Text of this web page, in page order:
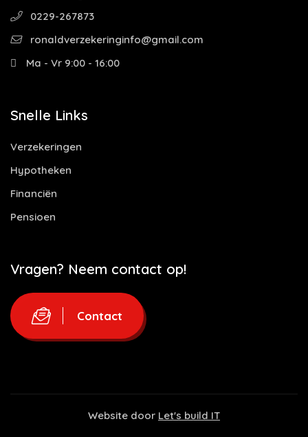
0229-267873
ronaldverzekeringinfo@gmail.com
Ma - Vr 9:00 - 16:00
Snelle Links
Verzekeringen
Hypotheken
Financiën
Pensioen
Vragen? Neem contact op!
Contact
Website door Let's build IT